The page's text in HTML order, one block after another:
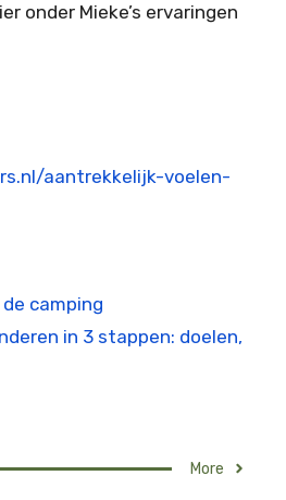
onder Mieke’s ervaringen
aantrekkelijk-voelen-
camping
in 3 stappen: doelen,
More